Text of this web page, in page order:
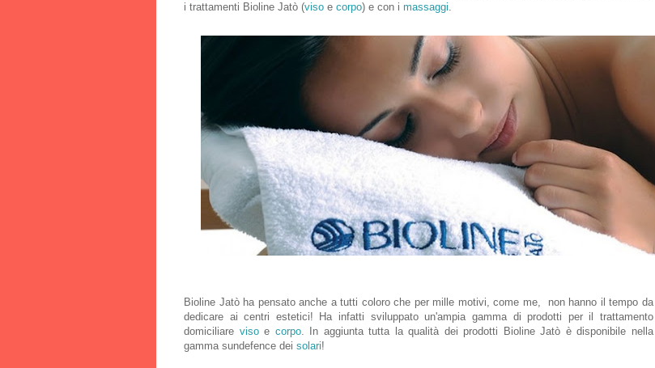
i trattamenti Bioline Jatò (viso e corpo) e con i massaggi.
Bioline Jatò ha pensato anche a tutti coloro che per mille motivi, come me, non hanno il tempo da
dedicare ai centri estetici! Ha infatti sviluppato un'ampia gamma di prodotti per il trattamento
domiciliare visoe corpo. In aggiunta tutta la qualità dei prodotti Bioline Jatò è disponibile nella
gamma sundefence dei solari!